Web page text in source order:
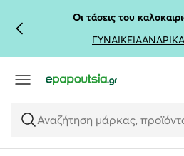
ΜΕΤΆΒΑΣΗ ΣΤΟ ΚΎΡΙΟ
ΜΕΤΆΒΑΣΗ ΣΤΗΝ ΑΝΑΖΉΤΗΣΗ
Οι τάσεις του
ΓΥΝΑΙΚΕΙΑΑΝΔΡΙΚΑ
Αναζήτηση μάρκας,